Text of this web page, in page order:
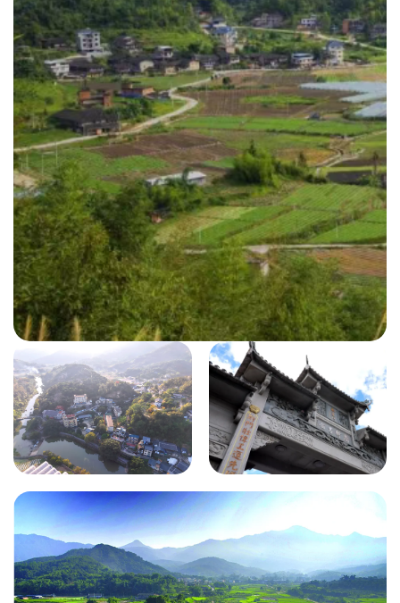
白沙镇大目
溪村
尚干古镇